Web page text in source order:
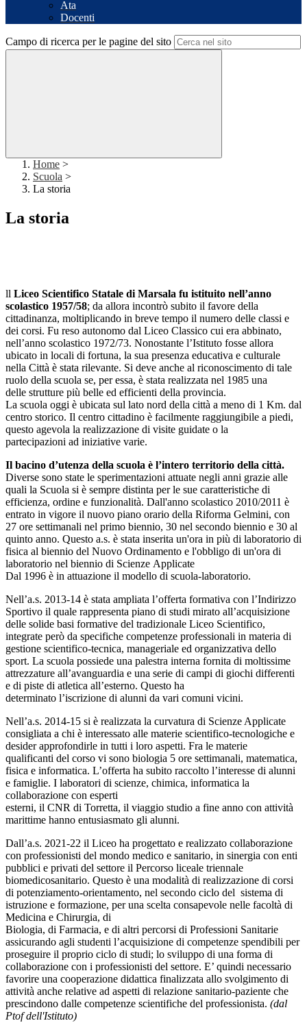
Ata
Docenti
Campo di ricerca per le pagine del sito
Home >
Scuola >
La storia
La storia
ll Liceo Scientifico Statale di Marsala fu istituito nell’anno
scolastico 1957/58; da allora incontrò subito il favore della
cittadinanza, moltiplicando in breve tempo il numero delle classi e
dei corsi. Fu reso autonomo dal Liceo Classico cui era abbinato,
nell’anno scolastico 1972/73. Nonostante l’Istituto fosse allora
ubicato in locali di fortuna, la sua presenza educativa e culturale
nella Città è stata rilevante. Si deve anche al riconoscimento di tale
ruolo della scuola se, per essa, è stata realizzata nel 1985 una
delle strutture più belle ed efficienti della provincia.
La scuola oggi è ubicata sul lato nord della città a meno di 1 Km. dal
centro storico. Il centro cittadino è facilmente raggiungibile a piedi,
questo agevola la realizzazione di visite guidate o la
partecipazioni ad iniziative varie.
Il bacino d’utenza della scuola è l’intero territorio della città.
Diverse sono state le sperimentazioni attuate negli anni grazie alle
quali la Scuola si è sempre distinta per le sue caratteristiche di
efficienza, ordine e funzionalità. Dall'anno scolastico 2010/2011 è
entrato in vigore il nuovo piano orario della Riforma Gelmini, con
27 ore settimanali nel primo biennio, 30 nel secondo biennio e 30 al
quinto anno. Questo a.s. è stata inserita un'ora in più di laboratorio di
fisica al biennio del Nuovo Ordinamento e l'obbligo di un'ora di
laboratorio nel biennio di Scienze Applicate
Dal 1996 è in attuazione il modello di scuola-laboratorio.
Nell’a.s. 2013-14 è stata ampliata l’offerta formativa con l’Indirizzo
Sportivo il quale rappresenta piano di studi mirato all’acquisizione
delle solide basi formative del tradizionale Liceo Scientifico,
integrate però da specifiche competenze professionali in materia di
gestione scientifico-tecnica, manageriale ed organizzativa dello
sport. La scuola possiede una palestra interna fornita di moltissime
attrezzature all’avanguardia e una serie di campi di giochi differenti
e di piste di atletica all’esterno. Questo ha
determinato l’iscrizione di alunni da vari comuni vicini.
Nell’a.s. 2014-15 si è realizzata la curvatura di Scienze Applicate
consigliata a chi è interessato alle materie scientifico-tecnologiche e
desider approfondirle in tutti i loro aspetti. Fra le materie
qualificanti del corso vi sono biologia 5 ore settimanali, matematica,
fisica e informatica. L’offerta ha subito raccolto l’interesse di alunni
e famiglie. I laboratori di scienze, chimica, informatica la
collaborazione con esperti
esterni, il CNR di Torretta, il viaggio studio a fine anno con attività
marittime hanno entusiasmato gli alunni.
Dall’a.s. 2021-22 il Liceo ha progettato e realizzato collaborazione
con professionisti del mondo medico e sanitario, in sinergia con enti
pubblici e privati del settore il Percorso liceale triennale
biomedicosanitario. Questo è una modalità di realizzazione di corsi
di potenziamento-orientamento, nel secondo ciclo del sistema di
istruzione e formazione, per una scelta consapevole nelle facoltà di
Medicina e Chirurgia, di
Biologia, di Farmacia, e di altri percorsi di Professioni Sanitarie
assicurando agli studenti l’acquisizione di competenze spendibili per
proseguire il proprio ciclo di studi; lo sviluppo di una forma di
collaborazione con i professionisti del settore. E’ quindi necessario
favorire una cooperazione didattica finalizzata allo svolgimento di
attività anche relative ad aspetti di relazione sanitario-paziente che
prescindono dalle competenze scientifiche del professionista. (dal
Ptof dell'Istituto)